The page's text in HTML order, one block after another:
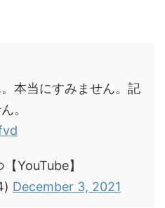
本当にすみません。記
。
YouTube】
December 3, 2021